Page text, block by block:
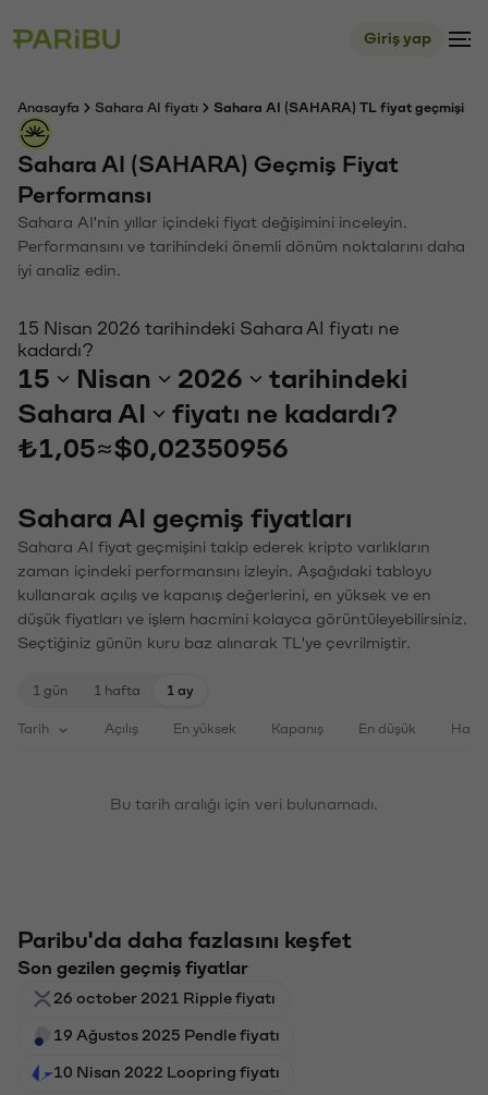
Giriş yap
Anasayfa Sahara AI fiyatı Sahara AI (SAHARA) TL fiyat geçmişi
Sahara AI (SAHARA) Geçmiş Fiyat
Performansı
Sahara AI'nin yıllar içindeki fiyat değişimini inceleyin.
Performansını ve tarihindeki önemli dönüm noktalarını daha
iyi analiz edin.
15 Nisan 2026 tarihindeki Sahara AI fiyatı ne
kadardı?
15 Nisan 2026
tarihindeki
Sahara AI
fiyatı ne kadardı?
₺1,05≈$0,02350956
Sahara AI geçmiş fiyatları
Sahara AI fiyat geçmişini takip ederek kripto varlıkların
zaman içindeki performansını izleyin. Aşağıdaki tabloyu
kullanarak açılış ve kapanış değerlerini, en yüksek ve en
düşük fiyatları ve işlem hacmini kolayca görüntüleyebilirsiniz.
Seçtiğiniz günün kuru baz alınarak TL'ye çevrilmiştir.
1 gün 1 hafta 1 ay
Tarih Açılış En yüksek Kapanış En düşük
Bu tarih aralığı için veri bulunamadı.
Paribu'da daha fazlasını keşfet
Son gezilen geçmiş fiyatlar
26 october 2021 Ripple fiyatı
19 Ağustos 2025 Pendle fiyatı
10 Nisan 2022 Loopring fiyatı